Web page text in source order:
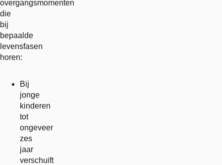
overgangsmomenten
die
bij
bepaalde
levensfasen
horen:
Bij
jonge
kinderen
tot
ongeveer
zes
jaar
verschuift